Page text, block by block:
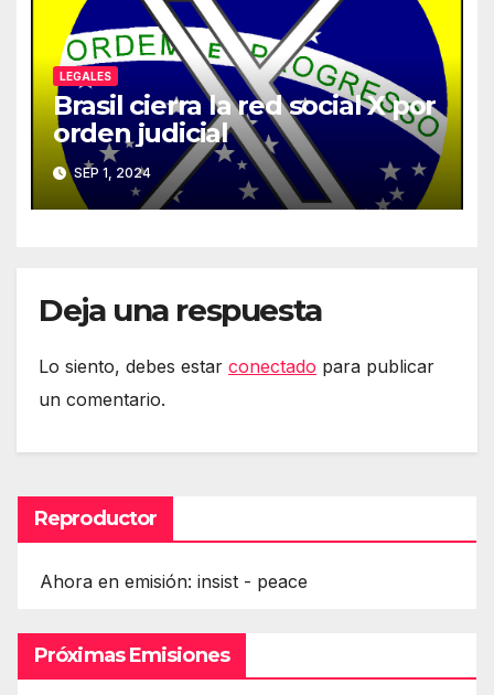
LEGALES
Brasil cierra la red social X por
orden judicial
SEP 1, 2024
Deja una respuesta
Lo siento, debes estar conectado para publicar
un comentario.
Reproductor
Ahora en emisión: insist - peace
Próximas Emisiones